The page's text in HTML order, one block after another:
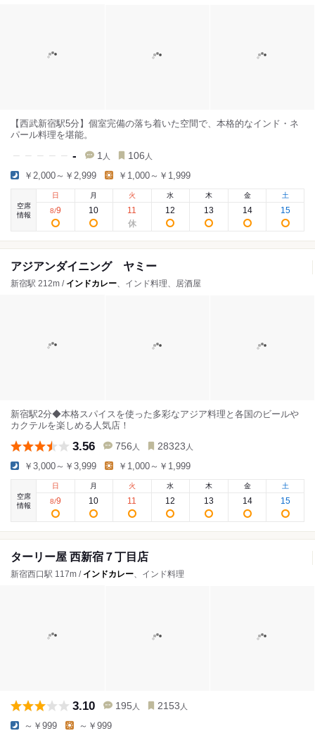
【西武新宿駅5分】個室完備の落ち着いた空間で、本格的なインド・ネ
パール料理を堪能。
- 1 人 106 人
￥2,000～￥2,999 ￥1,000～￥1,999
空席
情報
日
8/9
月
10
火
11
水
12
木
13
金
14
土
15
アジアンダイニング ヤミー
新宿駅 212m / インドカレー、インド料理、居酒屋
新宿駅2分◆本格スパイスを使った多彩なアジア料理と各国のビールや
カクテルを楽しめる人気店！
3.56 756 人 28323 人
￥3,000～￥3,999 ￥1,000～￥1,999
空席
情報
日
8/9
月
10
火
11
水
12
木
13
金
14
土
15
ターリー屋 西新宿７丁目店
新宿西口駅 117m / インドカレー、インド料理
3.10 195 人 2153 人
～￥999 ～￥999